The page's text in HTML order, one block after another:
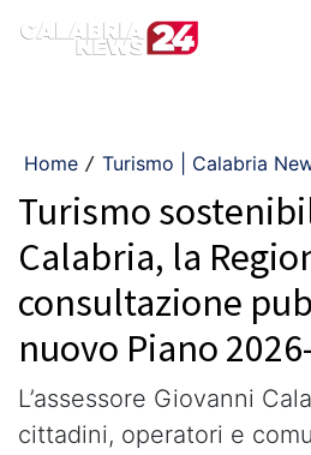
Home / Turismo | Calabria
Turismo
Calabria, la
consultazione
nuovo Piano
L’assessore Giovanni
cittadini, operatori e